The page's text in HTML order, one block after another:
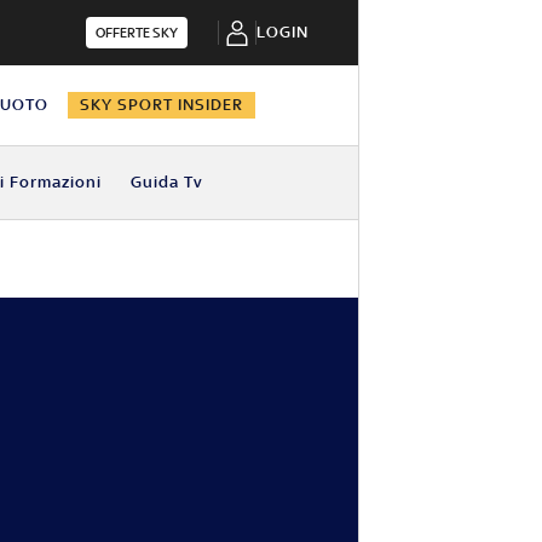
OFFERTE SKY LOGIN
SKY SPORT INSIDER
Formazioni Guida Tv